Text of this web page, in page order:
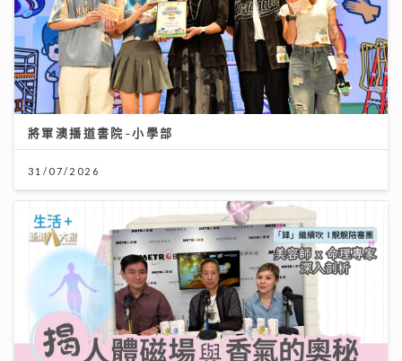
將軍澳播道書院-小學部
31/07/2026